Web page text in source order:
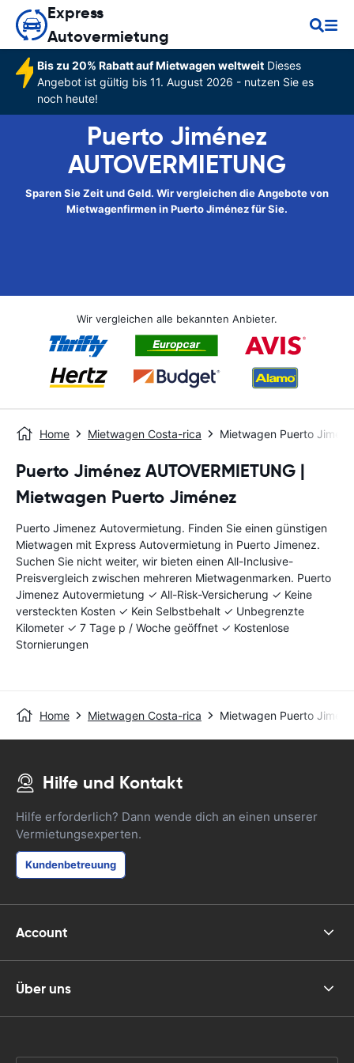
Express
Autovermietung
Bis zu 20% Rabatt auf Mietwagen weltweitDieses
Angebot ist gültig bis 11. August 2026 - nutzen Sie es
noch heute!
Puerto Jiménez
AUTOVERMIETUNG
Sparen Sie Zeit und Geld. Wir vergleichen die Angebote von
Mietwagenfirmen in Puerto Jiménez für Sie.
Wir vergleichen alle bekannten Anbieter.
Home Mietwagen Costa-rica Mietwagen Puerto
Puerto Jiménez AUTOVERMIETUNG |
Mietwagen Puerto Jiménez
Puerto Jimenez Autovermietung. Finden Sie einen günstigen
Mietwagen mit Express Autovermietung in Puerto Jimenez.
Suchen Sie nicht weiter, wir bieten einen All-Inclusive-
Preisvergleich zwischen mehreren Mietwagenmarken. Puerto
Jimenez Autovermietung ✓ All-Risk-Versicherung ✓ Keine
versteckten Kosten ✓ Kein Selbstbehalt ✓ Unbegrenzte
Kilometer ✓ 7 Tage p / Woche geöffnet ✓ Kostenlose
Stornierungen
Home Mietwagen Costa-rica Mietwagen Puerto
Hilfe und Kontakt
Hilfe erforderlich? Dann wende dich an einen unserer
Vermietungsexperten.
Kundenbetreuung
Account
Über uns